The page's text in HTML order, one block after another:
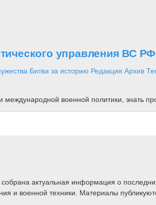
управления ВС
Битва за историю Редакция Архив
и международной военной политики,
актуальная информация о
и военной техники. Материалы